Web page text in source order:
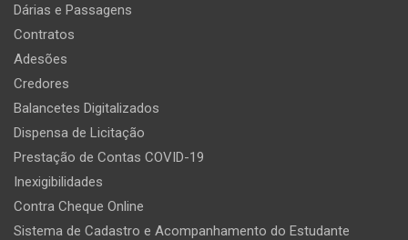
Dárias e Passagens
Contratos
Adesões
Credores
Balancetes Digitalizados
Dispensa de Licitação
Prestação de Contas COVID-19
Inexigibilidades
Contra Cheque Online
Sistema de Cadastro e Acompanhamento do Estudante